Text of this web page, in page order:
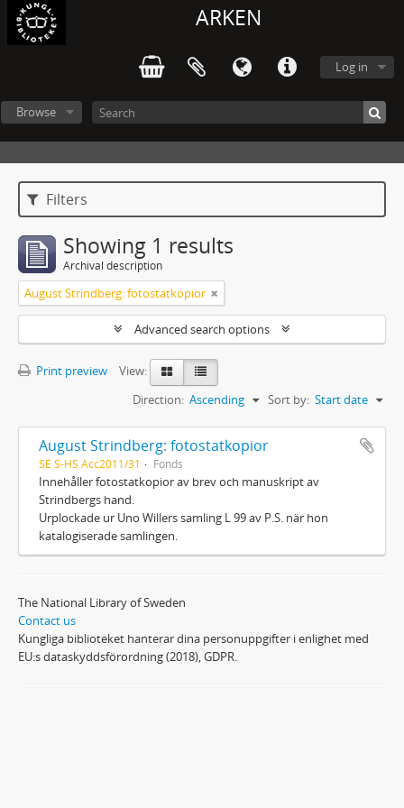
ARKEN
Log in
Browse
Filters
Showing 1 results
Archival description
August Strindberg: fotostatkopior
Advanced search options
Print preview
View:
Sort by: Start date
Direction: Ascending
August Strindberg: fotostatkopior
SE S-HS Acc2011/31 Fonds
Innehåller fotostatkopior av brev och manuskript av
Strindbergs hand.
Urplockade ur Uno Willers samling L 99 av P.S. när hon
katalogiserade samlingen.
The National Library of Sweden
Contact us
Kungliga biblioteket hanterar dina personuppgifter i enlighet med
EU:s dataskyddsförordning (2018), GDPR.